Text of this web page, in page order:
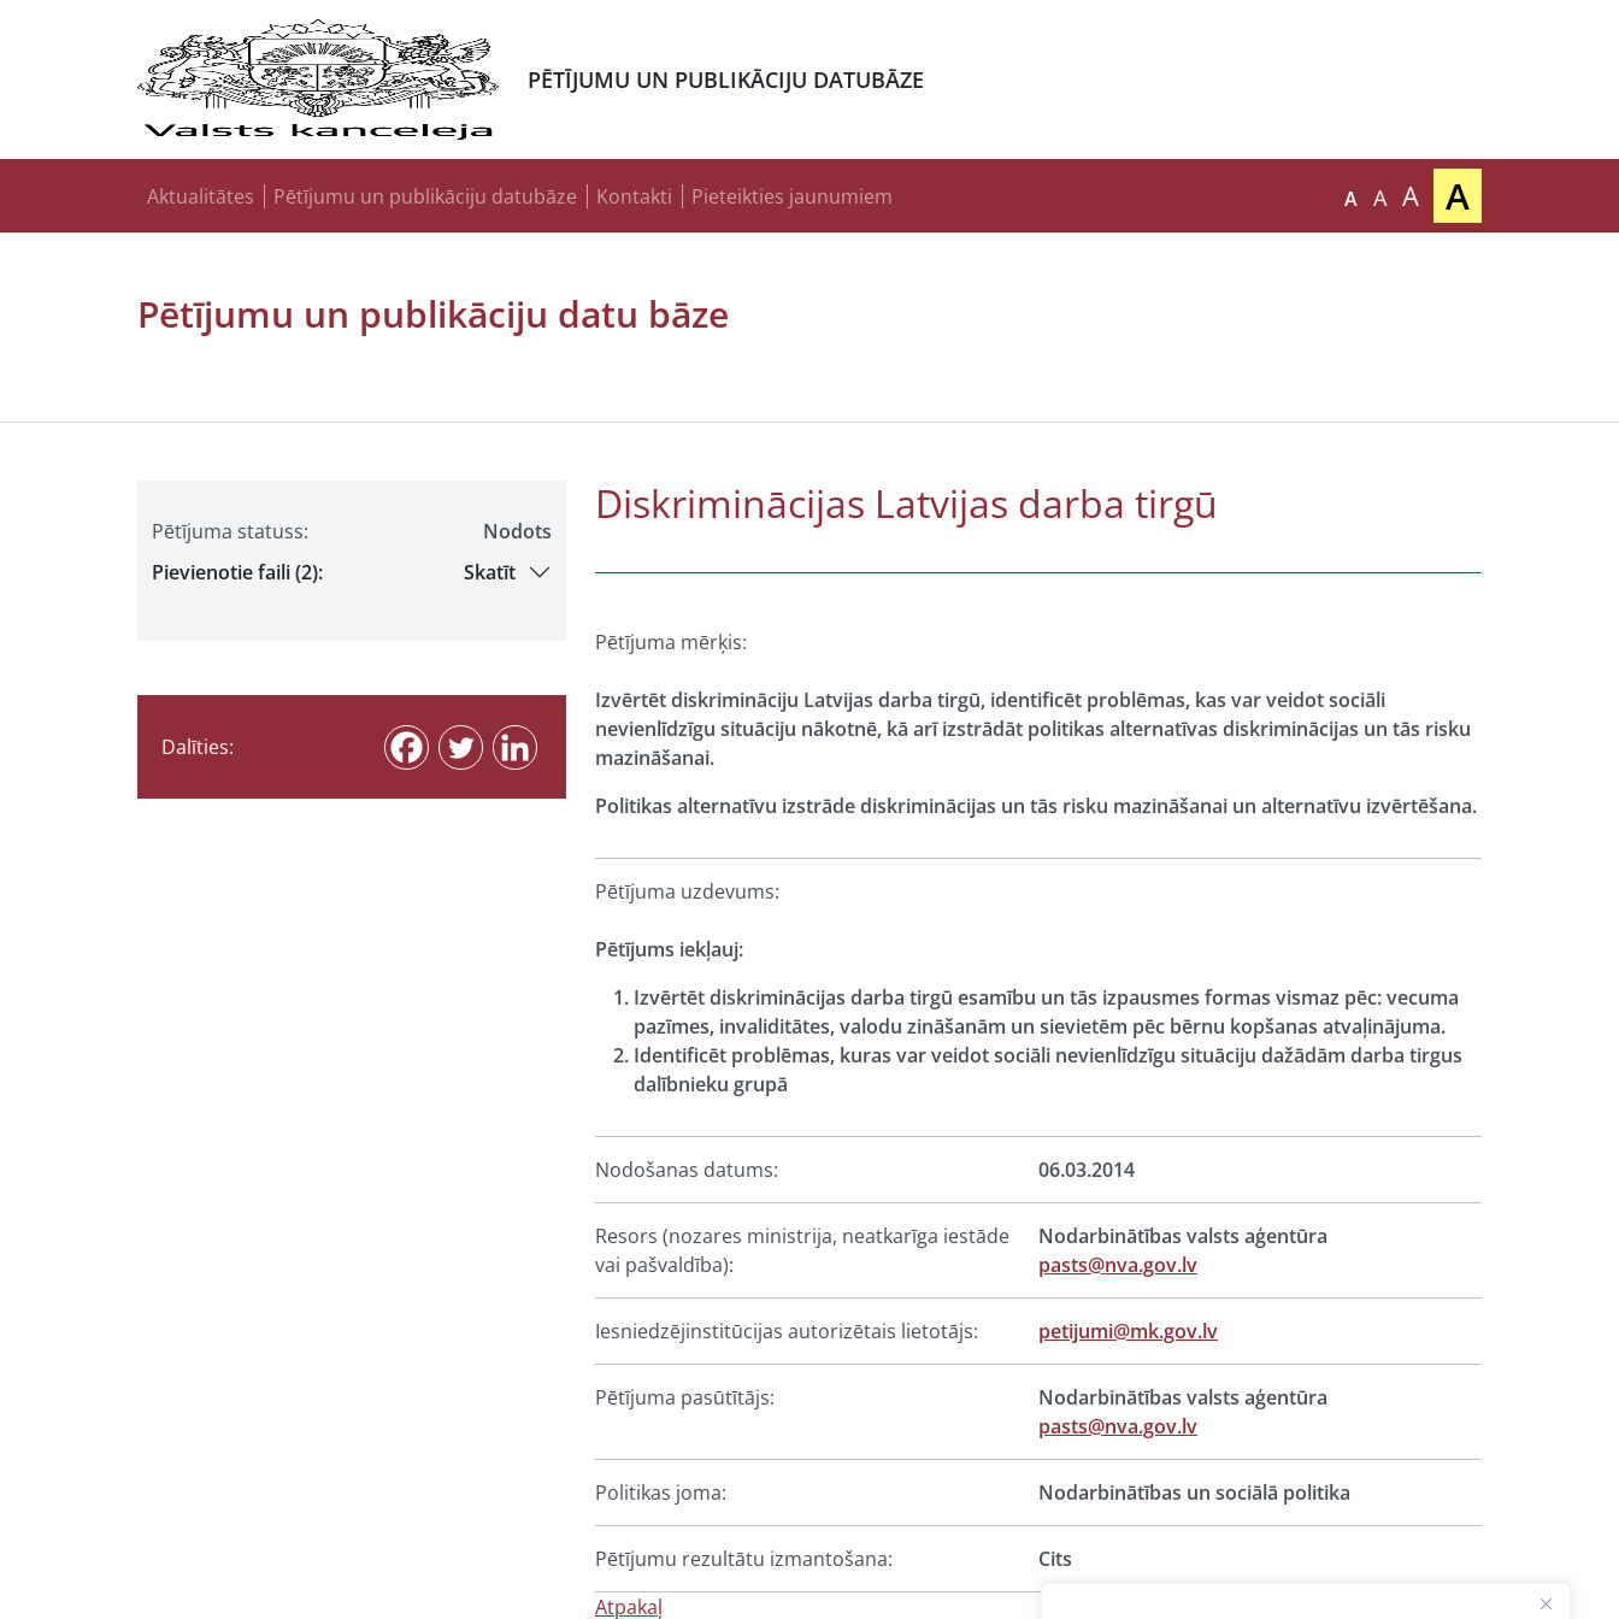
PĒTĪJUMU UN PUBLIKĀCIJU DATUBĀZE
Aktualitātes Pētījumu un publikāciju datubāze Kontakti Pieteikties jaunumiem A A A A
Pētījumu un publikāciju datu bāze
Pētījuma statuss:
Nodots
Pievienotie faili (2):
Skatīt
Dalīties:
Diskriminācijas Latvijas darba tirgū
Pētījuma mērķis:
Izvērtēt diskrimināciju Latvijas darba tirgū, identificēt problēmas, kas var veidot sociāli
nevienlīdzīgu situāciju nākotnē, kā arī izstrādāt politikas alternatīvas diskriminācijas un tās risku
mazināšanai.
Politikas alternatīvu izstrāde diskriminācijas un tās risku mazināšanai un alternatīvu izvērtēšana.
Pētījuma uzdevums:
Pētījums iekļauj:
Izvērtēt diskriminācijas darba tirgū esamību un tās izpausmes formas vismaz pēc: vecuma
pazīmes, invaliditātes, valodu zināšanām un sievietēm pēc bērnu kopšanas atvaļinājuma.
Identificēt problēmas, kuras var veidot sociāli nevienlīdzīgu situāciju dažādām darba tirgus
dalībnieku grupā
Nodošanas datums: 06.03.2014
Resors (nozares ministrija, neatkarīga iestāde
vai pašvaldība):
Nodarbinātības valsts aģentūra
pasts@nva.gov.lv
Iesniedzējinstitūcijas autorizētais lietotājs: petijumi@mk.gov.lv
Pētījuma pasūtītājs:
Nodarbinātības valsts aģentūra
pasts@nva.gov.lv
Politikas joma: Nodarbinātības un sociālā politika
Pētījumu rezultātu izmantošana:
Cits
Atpakaļ